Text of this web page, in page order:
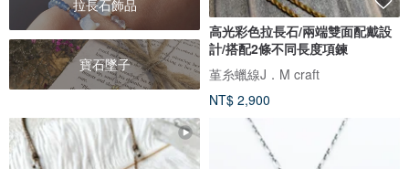
拉長石飾品
寶石墜子
高光彩色拉長石/兩端雙面配戴設
計/搭配2條不同長度項鍊
堇糸蠟線J．M craft
NT$ 2,900